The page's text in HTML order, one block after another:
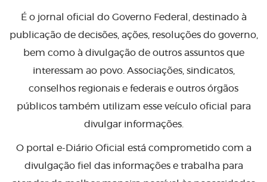
É o jornal oficial do Governo Federal, destinado à
publicação de decisões, ações, resoluções do governo,
bem como à divulgação de outros assuntos que
interessam ao povo. Associações, sindicatos,
conselhos regionais e federais e outros órgãos
públicos também utilizam esse veículo oficial para
divulgar informações.
O portal e-Diário Oficial está comprometido com a
divulgação fiel das informações e trabalha para